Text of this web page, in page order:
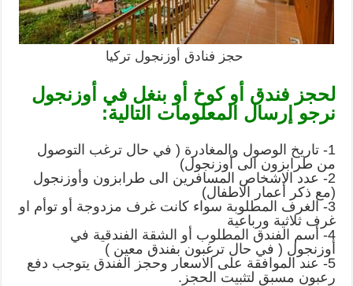
حجز فنادق أوزنجول تركيا
لحجز فندق أو كوخ أو بنغل في أوزنجول
نرجو إرسال المعلومات التالية:
1- تاريخ الوصول والمغادرة ( في حال ترغب التوصول
من طرابزون الى أوزنجول)
2- عدد الاشخاص المسافرين الى طرابزون وأوزنجول
(مع ذكر أعمار الاطفال)
3- الغرف المطلوبة سواء كانت غرف مزدوجة أو توأم او
غرف ثلاثية ورباعية
4- أسم الفندق المطلوب أو الشقة الفندقية في
أوزنجول ( في حال ترغبون بفندق معين )
5- عند الموافقة على الاسعار وحجز الفندق يتوجب دفع
رعبون مسبق لتثبيت الحجز.